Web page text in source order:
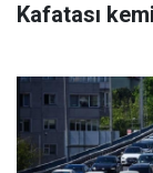
Kafatası